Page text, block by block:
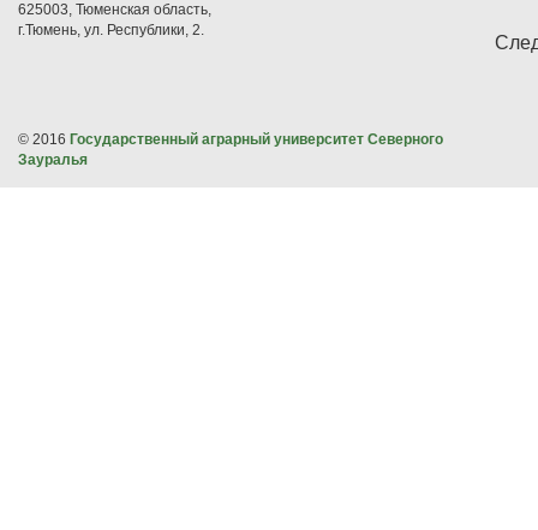
625003, Тюменская область,
г.Тюмень, ул. Республики, 2.
© 2016 Государственный аграрный университет Северного
Зауралья